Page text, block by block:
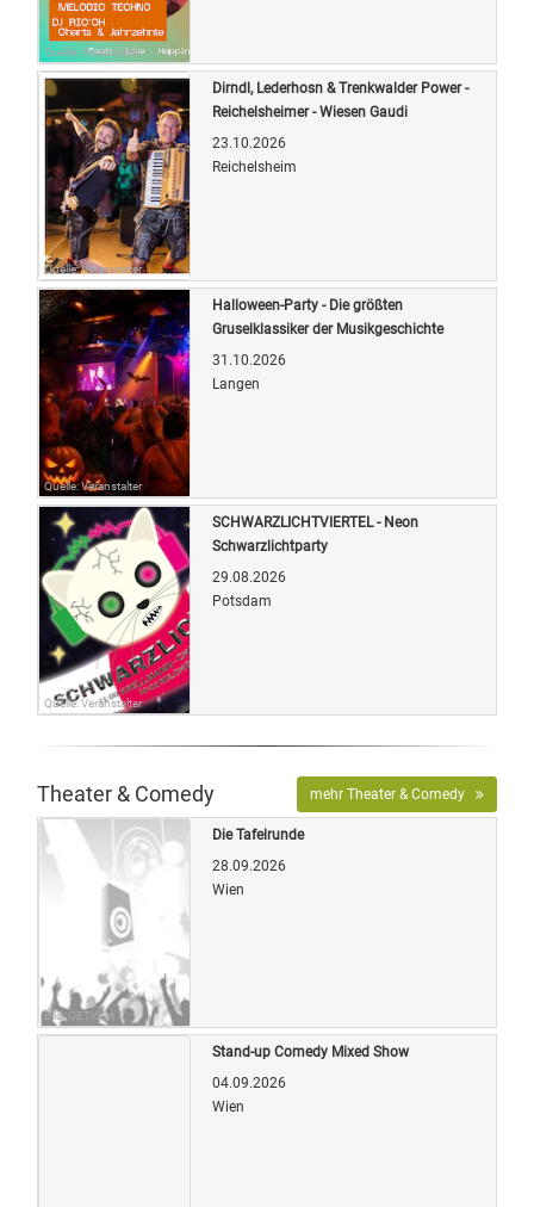
Quelle: Veranstalter
Quelle: Veranstalter
Dirndl, Lederhosn & Trenkwalder Power -
Reichelsheimer - Wiesen Gaudi
23.10.2026
Reichelsheim
Quelle: Veranstalter
Halloween-Party - Die größten
Gruselklassiker der Musikgeschichte
31.10.2026
Langen
Quelle: Veranstalter
SCHWARZLICHTVIERTEL - Neon
Schwarzlichtparty
29.08.2026
Potsdam
Theater & Comedy mehr Theater & Comedy
Bild: OETicket
Die Tafelrunde
28.09.2026
Wien
Stand-up Comedy Mixed Show
04.09.2026
Wien